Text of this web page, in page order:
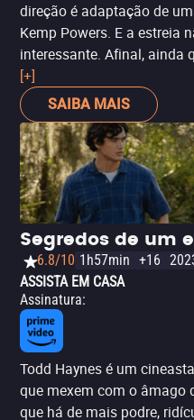
direção é adaptação de
Kemp Powers. E a estreia
interessante. Afinal, ainda
algumas decisões e um
verborragia dos diálogos, o
encontro que nunca
ícones do movimento
conversa deliciosa, que
participar. Há, aqui,
Felicidade com o que
continua na mesma. King,
fazer desse filme apenas
tem elegância na
destacar a amizade dessas
principalmente, ressaltar
dos anos 1960 que
poderoso, urgente,
aceitar o formato,
imaginação da trama que,
[+]
SAIBA MAIS
Segredos de um
6.8/10 1h57min +16
ASSISTA EM CASA
Assinatura:
Todd Haynes é um
que mexem com o âmago
que há de mais podre,